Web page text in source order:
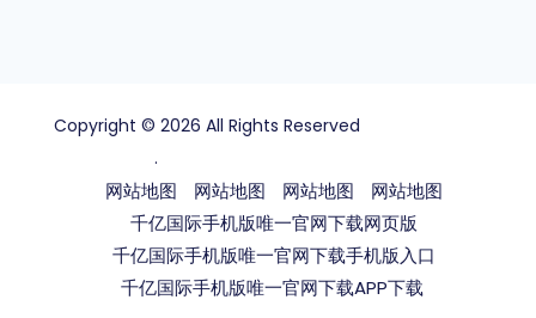
Copyright © 2026 All Rights Reserved
.
网站地图 网站地图 网站地图
网站地图
千亿国际手机版唯一官网下载网页版
千亿国际手机版唯一官网下载手机版入口
千亿国际手机版唯一官网下载APP下载